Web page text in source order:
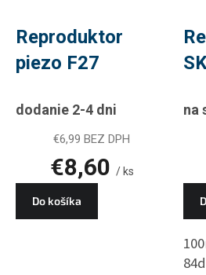
Reproduktor
piezo F27
dodanie 2-4 dni
€6,99 BEZ DPH
€8,60 / ks
Do košíka
na